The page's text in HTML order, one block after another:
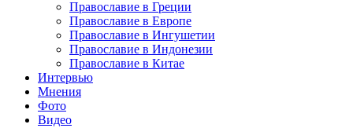
Православие в Греции
Православие в Европе
Православие в Ингушетии
Православие в Индонезии
Православие в Китае
Интервью
Мнения
Фото
Видео